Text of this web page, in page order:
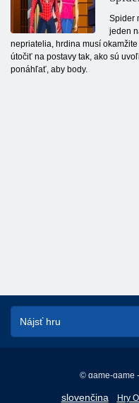
Spider
jeden
nepriatelia, hrdina musí
útočiť na postavy tak, ako sú
ponáhľať, aby body.
© game-game
slovenčina
English
Hry